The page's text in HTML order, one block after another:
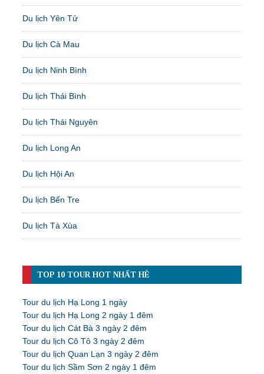
Du lịch Yên Tử
Du lịch Cà Mau
Du lịch Ninh Bình
Du lịch Thái Bình
Du lịch Thái Nguyên
Du lịch Long An
Du lịch Hội An
Du lịch Bến Tre
Du lịch Tà Xùa
TOP 10 TOUR HOT NHẤT HÈ
Tour du lịch Hạ Long 1 ngày
Tour du lịch Hạ Long 2 ngày 1 đêm
Tour du lịch Cát Bà 3 ngày 2 đêm
Tour du lịch Cô Tô 3 ngày 2 đêm
Tour du lịch Quan Lạn 3 ngày 2 đêm
Tour du lịch Sầm Sơn 2 ngày 1 đêm